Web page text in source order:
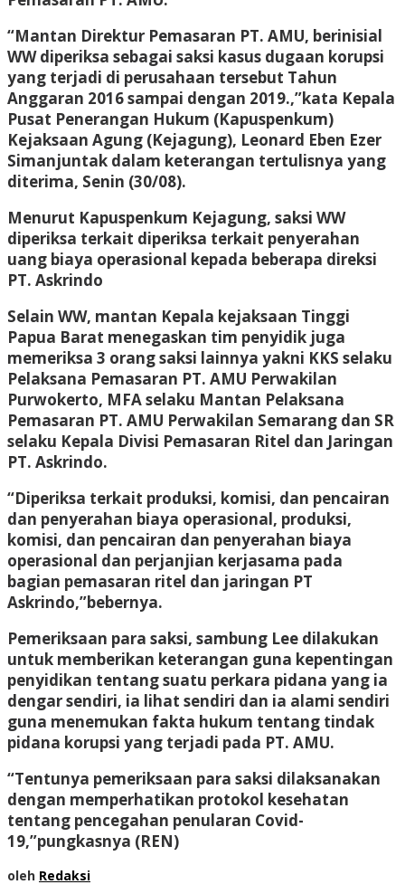
“Mantan Direktur Pemasaran PT. AMU, berinisial
WW diperiksa sebagai saksi kasus dugaan korupsi
yang terjadi di perusahaan tersebut Tahun
Anggaran 2016 sampai dengan 2019.,”kata Kepala
Pusat Penerangan Hukum (Kapuspenkum)
Kejaksaan Agung (Kejagung), Leonard Eben Ezer
Simanjuntak dalam keterangan tertulisnya yang
diterima, Senin (30/08).
Menurut Kapuspenkum Kejagung, saksi WW
diperiksa terkait diperiksa terkait penyerahan
uang biaya operasional kepada beberapa direksi
PT. Askrindo
Selain WW, mantan Kepala kejaksaan Tinggi
Papua Barat menegaskan tim penyidik juga
memeriksa 3 orang saksi lainnya yakni KKS selaku
Pelaksana Pemasaran PT. AMU Perwakilan
Purwokerto, MFA selaku Mantan Pelaksana
Pemasaran PT. AMU Perwakilan Semarang dan SR
selaku Kepala Divisi Pemasaran Ritel dan Jaringan
PT. Askrindo.
“Diperiksa terkait produksi, komisi, dan pencairan
dan penyerahan biaya operasional, produksi,
komisi, dan pencairan dan penyerahan biaya
operasional dan perjanjian kerjasama pada
bagian pemasaran ritel dan jaringan PT
Askrindo,”bebernya.
Pemeriksaan para saksi, sambung Lee dilakukan
untuk memberikan keterangan guna kepentingan
penyidikan tentang suatu perkara pidana yang ia
dengar sendiri, ia lihat sendiri dan ia alami sendiri
guna menemukan fakta hukum tentang tindak
pidana korupsi yang terjadi pada PT. AMU.
“Tentunya pemeriksaan para saksi dilaksanakan
dengan memperhatikan protokol kesehatan
tentang pencegahan penularan Covid-
19,”pungkasnya (REN)
oleh Redaksi